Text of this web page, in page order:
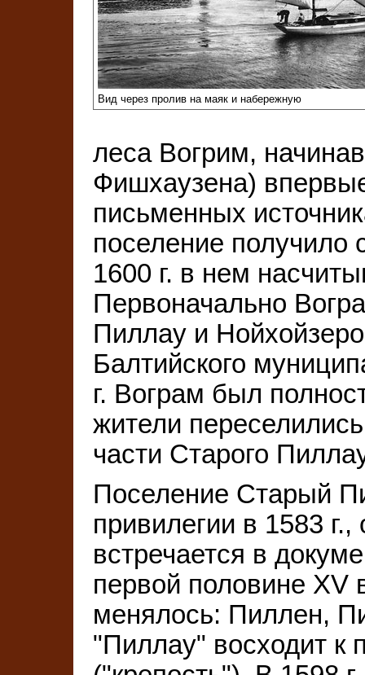
Вид через пролив на маяк и набережную
леса Вогрим,
Фишхаузена)
письменных
поселение получило
1600 г. в нем
Первоначально
Пиллау и
Балтийского
г. Вограм был
жители
части Старого
Поселение Старый
привилегии в 1583
встречается в
первой половине ХV
менялось: Пиллен,
"Пиллау" восходит к